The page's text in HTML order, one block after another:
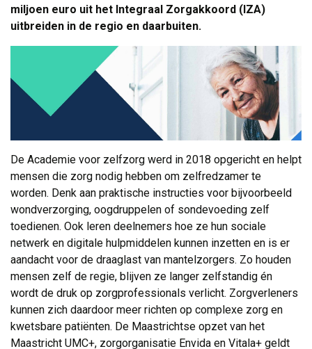
miljoen euro uit het Integraal Zorgakkoord (IZA)
uitbreiden in de regio en daarbuiten.
De Academie voor zelfzorg werd in 2018 opgericht en helpt
mensen die zorg nodig hebben om zelfredzamer te
worden. Denk aan praktische instructies voor bijvoorbeeld
wondverzorging, oogdruppelen of sondevoeding zelf
toedienen. Ook leren deelnemers hoe ze hun sociale
netwerk en digitale hulpmiddelen kunnen inzetten en is er
aandacht voor de draaglast van mantelzorgers. Zo houden
mensen zelf de regie, blijven ze langer zelfstandig én
wordt de druk op zorgprofessionals verlicht. Zorgverleners
kunnen zich daardoor meer richten op complexe zorg en
kwetsbare patiënten. De Maastrichtse opzet van het
Maastricht UMC+, zorgorganisatie Envida en Vitala+ geldt